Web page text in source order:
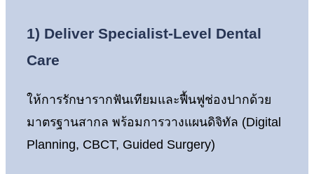
1) Deliver Specialist-Level Dental
Care
ให้การรักษารากฟันเทียมและฟื้นฟูช่องปากด้วย
มาตรฐานสากล พร้อมการวางแผนดิจิทัล (Digital
Planning, CBCT, Guided Surgery)